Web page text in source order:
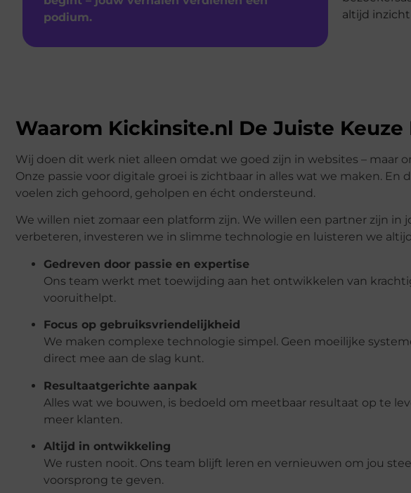
podium.
altijd
Waarom Kickinsite.nl De Juiste Keuze
Wij doen dit werk niet alleen omdat we goed zijn in websites – maar
Onze passie voor digitale groei is zichtbaar in alles wat we maken.
voelen zich gehoord, geholpen en écht ondersteund.
We willen niet zomaar een platform zijn. We willen een partner zijn in
verbeteren, investeren we in slimme technologie en luisteren we
Gedreven door passie en expertise
Ons team werkt met toewijding aan het ontwikkelen van
vooruithelpt.
Focus op gebruiksvriendelijkheid
We maken complexe technologie simpel. Geen moeilijke
direct mee aan de slag kunt.
Resultaatgerichte aanpak
Alles wat we bouwen, is bedoeld om meetbaar resultaat op te
meer klanten.
Altijd in ontwikkeling
We rusten nooit. Ons team blijft leren en vernieuwen om jou
voorsprong te geven.